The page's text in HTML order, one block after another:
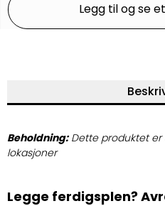
Legg til og se
Beholdning:Dette produktet er
lokasjoner
Legge ferdigsplen?